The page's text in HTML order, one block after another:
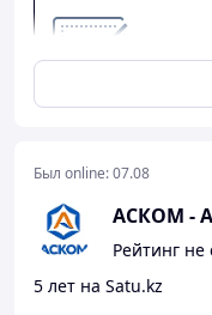
Был online:07.08
АСКОМ -
Рейтинг
5 лет на Satu.kz